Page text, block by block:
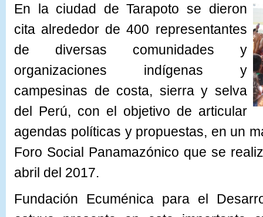
En la ciudad de Tarapoto se dieron
cita alrededor de 400 representantes
de diversas comunidades y
organizaciones indígenas y
campesinas de costa, sierra y selva
del Perú, con el objetivo de articular
agendas políticas y propuestas, en un
Foro Social Panamazónico que se
abril del 2017.
Fundación Ecuménica para el